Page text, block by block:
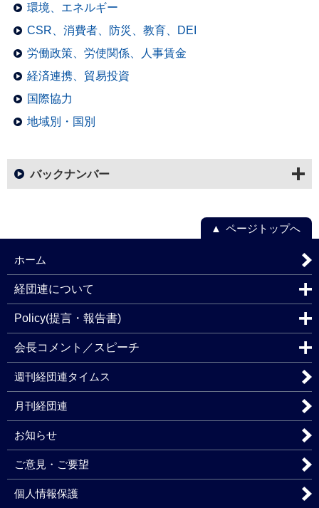
環境、エネルギー
CSR、消費者、防災、教育、DEI
労働政策、労使関係、人事賃金
経済連携、貿易投資
国際協力
地域別・国別
バックナンバー
ページトップへ
ホーム
経団連について
Policy(提言・報告書)
会長コメント／スピーチ
週刊経団連タイムス
月刊経団連
お知らせ
ご意見・ご要望
個人情報保護